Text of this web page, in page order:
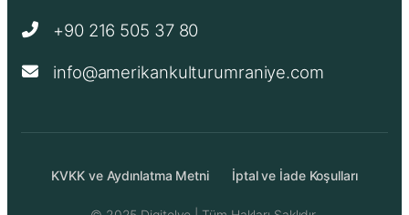
+90 216 505 37 80
info@amerikankulturumraniye.com
KVKK ve Aydınlatma Metni İptal ve İade Koşulları